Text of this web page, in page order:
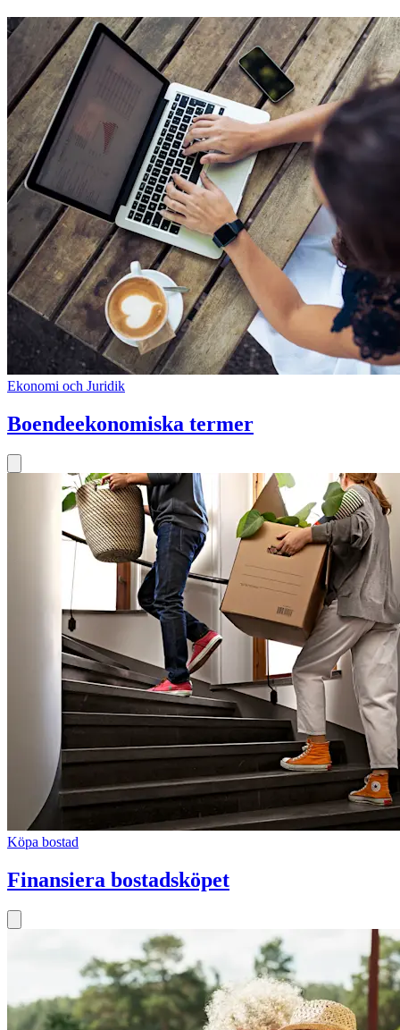
Ekonomi och Juridik
Boendeekonomiska termer
Köpa bostad
Finansiera bostadsköpet